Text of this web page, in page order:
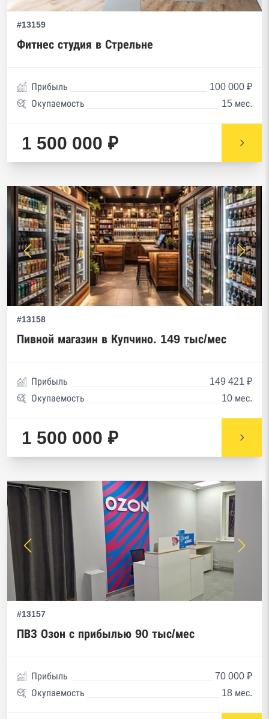
#13159
Фитнес студия в Стрельне
Прибыль
100 000 ₽
Окупаемость
15 мес.
1 500 000 ₽
#13158
Пивной магазин в Купчино. 149 тыс/мес
Прибыль
149 421 ₽
Окупаемость
10 мес.
1 500 000 ₽
#13157
ПВЗ Озон с прибылью 90 тыс/мес
Прибыль
70 000 ₽
Окупаемость
18 мес.